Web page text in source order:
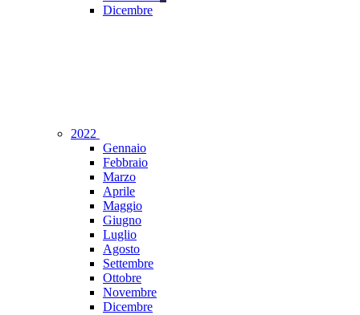
Dicembre
2022
Gennaio
Febbraio
Marzo
Aprile
Maggio
Giugno
Luglio
Agosto
Settembre
Ottobre
Novembre
Dicembre